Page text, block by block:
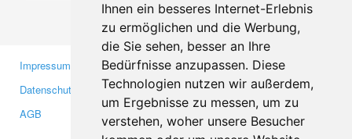
Ihnen ein besseres Internet-Erlebnis
zu ermöglichen und die Werbung,
die Sie sehen, besser an Ihre
Bedürfnisse anzupassen. Diese
Technologien nutzen wir außerdem,
um Ergebnisse zu messen, um zu
verstehen, woher unsere Besucher
Impressum
Datenschutzerklärung
AGB
Gewerbetreibende
Investoren